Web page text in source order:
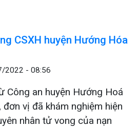
CSXH huyện Hướng Hóa
2022 - 08:56
Công an huyện Hướng Hoá
vị đã khám nghiệm hiện
nhân tử vong của nạn